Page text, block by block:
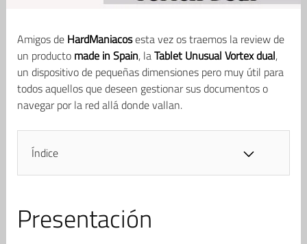
Amigos de HardManiacosesta vez os traemos la review de
un producto made in Spain, laTablet Unusual Vortex dual,
un dispositivo de pequeñas dimensiones pero muy útil para
todos aquellos que deseen gestionar sus documentos o
navegar por la red allá donde vallan.
Índice
Presentación